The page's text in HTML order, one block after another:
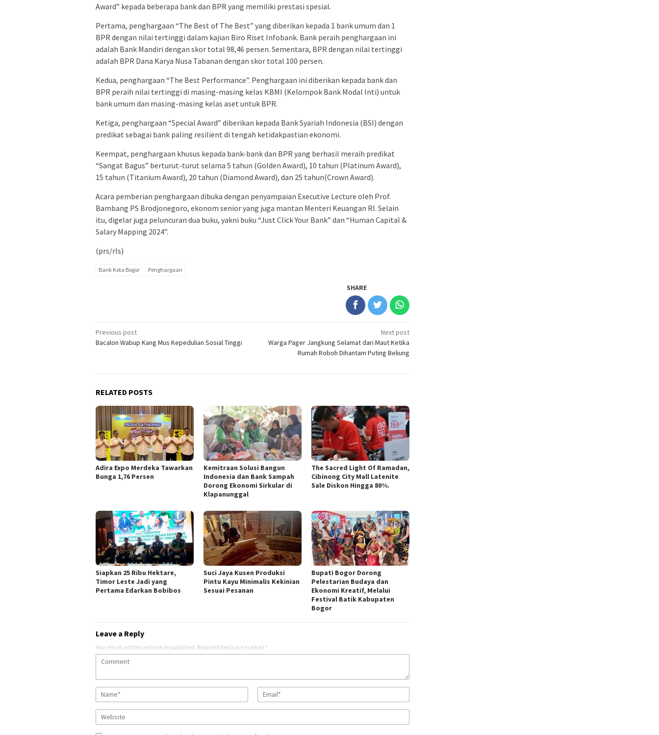
Award” kepada beberapa bank dan BPR yang memiliki prestasi spesial.
Pertama, penghargaan “The Best of The Best” yang diberikan kepada 1 bank umum dan 1
BPR dengan nilai tertinggi dalam kajian Biro Riset Infobank. Bank peraih penghargaan ini
adalah Bank Mandiri dengan skor total 98,46 persen. Sementara, BPR dengan nilai tertinggi
adalah BPR Dana Karya Nusa Tabanan dengan skor total 100 persen.
Kedua, penghargaan “The Best Performance”. Penghargaan ini diberikan kepada bank dan
BPR peraih nilai tertinggi di masing-masing kelas KBMI (Kelompok Bank Modal Inti) untuk
bank umum dan masing-masing kelas aset untuk BPR.
Ketiga, penghargaan “Special Award” diberikan kepada Bank Syariah Indonesia (BSI) dengan
predikat sebagai bank paling resilient di tengah ketidakpastian ekonomi.
Keempat, penghargaan khusus kepada bank-bank dan BPR yang berhasil meraih predikat
“Sangat Bagus” berturut-turut selama 5 tahun (Golden Award), 10 tahun (Platinum Award),
15 tahun (Titanium Award), 20 tahun (Diamond Award), dan 25 tahun(Crown Award).
Acara pemberian penghargaan dibuka dengan penyampaian Executive Lecture oleh Prof.
Bambang PS Brodjonegoro, ekonom senior yang juga mantan Menteri Keuangan RI. Selain
itu, digelar juga peluncuran dua buku, yakni buku “Just Click Your Bank” dan “Human Capital &
Salary Mapping 2024”.
(prs/rls)
Bank Kota Bogor Penghargaan
SHARE
Post
navigation
Previous post
Bacalon Wabup Kang Mus Kepedulian Sosial Tinggi
Next post
Warga Pager Jangkung Selamat dari Maut Ketika
Rumah Roboh Dihantam Puting Beliung
RELATED POSTS
Adira Expo Merdeka Tawarkan
Bunga 1,76 Persen
Kemitraan Solusi Bangun
Indonesia dan Bank Sampah
Dorong Ekonomi Sirkular di
Klapanunggal
The Sacred Light Of Ramadan,
Cibinong City Mall Latenite
Sale Diskon Hingga 80%.
Siapkan 25 Ribu Hektare,
Timor Leste Jadi yang
Pertama Edarkan Bobibos
Suci Jaya Kusen Produksi
Pintu Kayu Minimalis Kekinian
Sesuai Pesanan
Bupati Bogor Dorong
Pelestarian Budaya dan
Ekonomi Kreatif, Melalui
Festival Batik Kabupaten
Bogor
Leave a Reply
Your email address will not be published. Required fields are marked *